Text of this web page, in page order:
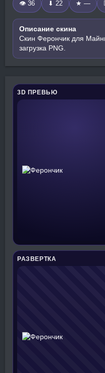
👁 36 ⬇ 22 ★ —
Описание скина
Скин Ферончик для
загрузка PNG.
3D ПРЕВЬЮ
РАЗВЕРТКА